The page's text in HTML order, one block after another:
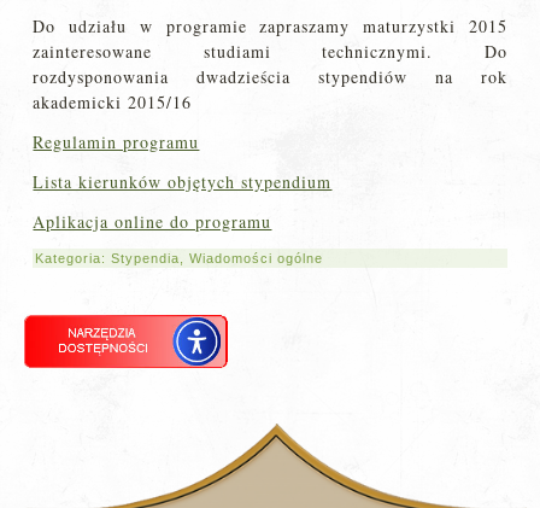
Do udziału w programie zapraszamy maturzystki 2015
zainteresowane studiami technicznymi. Do
rozdysponowania dwadzieścia stypendiów na rok
akademicki 2015/16
Regulamin programu
Lista kierunków objętych stypendium
Aplikacja online do programu
Kategoria:Stypendia ,Wiadomości ogólne